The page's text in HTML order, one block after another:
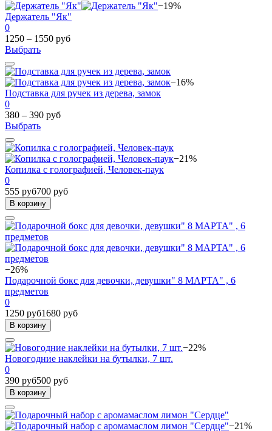
−19%
Держатель "Як"
0
1250 – 1550 руб
Выбрать
−16%
Подставка для ручек из дерева, замок
0
380 – 390 руб
Выбрать
−21%
Копилка с голографией, Человек-паук
0
555 руб700 руб
В корзину
−26%
Подарочной бокс для девочки, девушки" 8 МАРТА" , 6
предметов
0
1250 руб1680 руб
В корзину
−22%
Новогодние наклейки на бутылки, 7 шт.
0
390 руб500 руб
В корзину
−21%